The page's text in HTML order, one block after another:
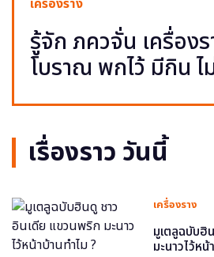
เครื่องราง
รู้จัก ภควจั่น เครื่อง
โบราณ พกไว้ มีกิน
เรื่องราว วันนี้
เครื่องราง
มูเตลูฉบับฮิ
มะนาวไว้หน้